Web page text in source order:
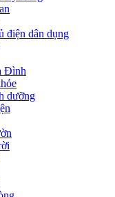
điện dân dụng
Đình
dưỡng